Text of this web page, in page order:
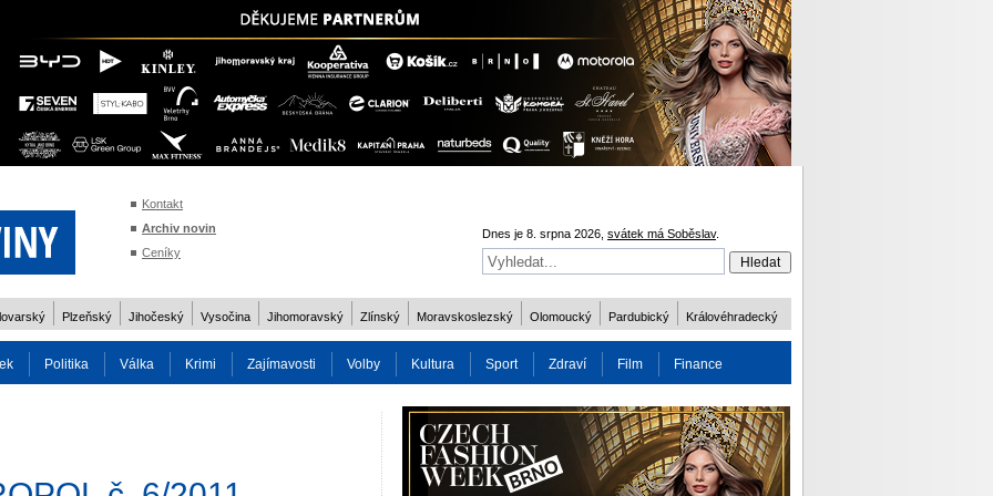
Kontakt
Archiv novin
Ceníky
Dnes je 8. srpna 2026, svátek má Soběslav.
Plzeňský Jihočeský Vysočina Jihomoravský Zlínský Moravskoslezský Olomoucký Pardubický Královéhradecký
Politika Válka Krimi Zajímavosti Volby Kultura Sport Zdraví Film Finance
Charita Osobnost Více ODM 2016